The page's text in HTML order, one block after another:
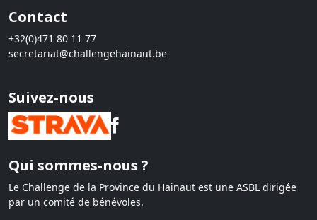
Contact
+32(0)471 80 11 77
secretariat@challengehainaut.be
Suivez-nous
Qui sommes-nous ?
Le Challenge de la Province du Hainaut est une ASBL dirigée
par un comité de bénévoles.